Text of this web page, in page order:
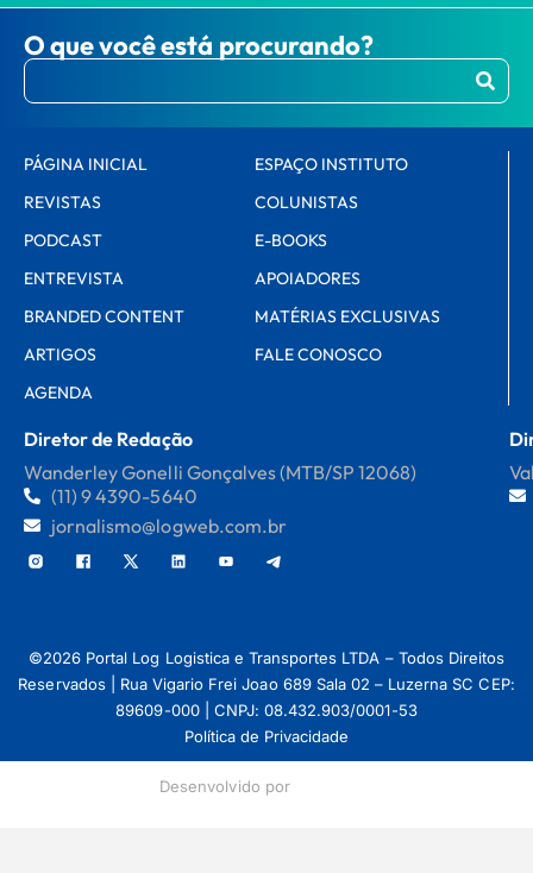
O que você está procurando?
PÁGINA INICIAL
REVISTAS
PODCAST
ENTREVISTA
BRANDED CONTENT
ARTIGOS
AGENDA
ESPAÇO INSTITUTO
COLUNISTAS
E-BOOKS
APOIADORES
MATÉRIAS EXCLUSIVAS
FALE CONOSCO
Diretor de Redação
Wanderley Gonelli Gonçalves (MTB/SP 12068)
(11) 9 4390-5640
jornalismo@logweb.com.br
©2026 Portal Log Logistica e Transportes LTDA – Todos Direitos
Reservados | Rua Vigario Frei Joao 689 Sala 02 – Luzerna SC CEP:
89609-000 | CNPJ: 08.432.903/0001-53
Política de Privacidade
Desenvolvido por